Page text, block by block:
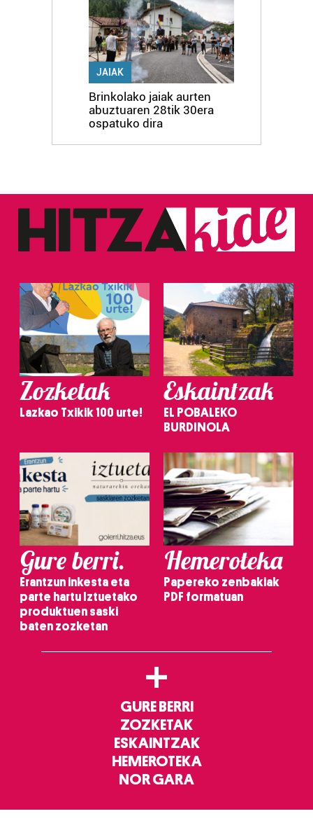
erabiltzen dituen hauta dezakezu.
Bazkide batzuek ez dizute baimenik eskatzen, eta beren
interes komertzial legitimoetan babesten dira. Ikusi gure
bazkideen zerrenda, beren ustez zein helburutarako
duten interes legitimoa eta horren aurka nola egin
dezakezun ikusteko.
Lortu zure datu pertsonalak prozesatzeko moduari
zure baimena Cookieen adierazpenean.
Webgune honek cookie propioak eta hirugarrenen cookie-
fitxategiak erabiltzen ditu. Zure esperientzia eta
baliatzen gara. Ohar hau onartuz gero, teknologia hori
erabiltzeko baimen esplizitua ematen diguzu.Gehiago
irakurri
JAIAK
Brinkolako jaiak aurten
abuztuaren 28tik 30era
ospatuko dira
Zozketak
Lazkao Txikik 100 urte!
Eskaintzak
EL POBALEKO
BURDINOLA
Gure berri.
Erantzun inkesta eta
parte hartu Iztuetako
produktuen saski
baten zozketan
Hemeroteka
Papereko zenbakiak
PDF formatuan
+
GURE BERRI
ZOZKETAK
ESKAINTZAK
HEMEROTEKA
NOR GARA